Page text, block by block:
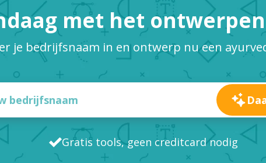
met het
je bedrijfsnaam in en ontwerp nu een
Gratis tools, geen creditcard nodig